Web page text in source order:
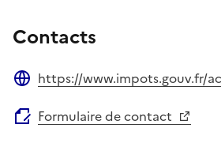
Contacts
https://www.impots.gouv.fr/
Formulaire de contact